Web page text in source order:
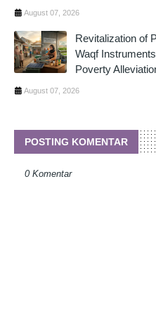
August 07, 2026
Revitalization of
Waqf
Poverty
August 07, 2026
POSTING KOMENTAR
0 Komentar